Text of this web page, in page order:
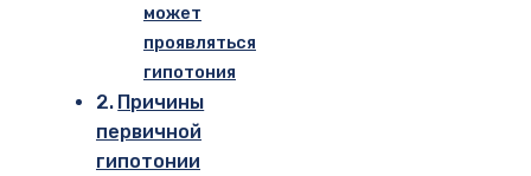
может
проявляться
гипотония
Причины
первичной
гипотонии